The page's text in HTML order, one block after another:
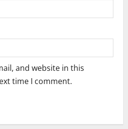
and website in this
time I comment.